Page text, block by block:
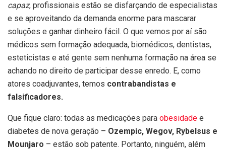
capaz, profissionais estão se disfarçando de especialistas
e se aproveitando da demanda enorme para mascarar
soluções e ganhar dinheiro fácil. O que vemos por aí são
médicos sem formação adequada, biomédicos, dentistas,
esteticistas e até gente sem nenhuma formação na área se
achando no direito de participar desse enredo. E, como
atores coadjuvantes, temos contrabandistas e
falsificadores.
Que fique claro: todas as medicações para obesidade e
diabetes de nova geração – Ozempic, Wegov, Rybelsus e
Mounjaro – estão sob patente. Portanto, ninguém, além